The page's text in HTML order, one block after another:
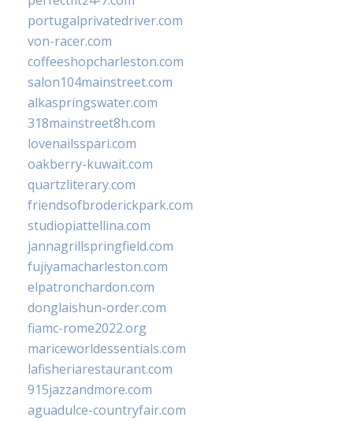
portugalprivatedriver.com
von-racer.com
coffeeshopcharleston.com
salon104mainstreet.com
alkaspringswater.com
318mainstreet8h.com
lovenailsspari.com
oakberry-kuwait.com
quartzliterary.com
friendsofbroderickpark.com
studiopiattellina.com
jannagrillspringfield.com
fujiyamacharleston.com
elpatronchardon.com
donglaishun-order.com
fiamc-rome2022.org
mariceworldessentials.com
lafisheriarestaurant.com
915jazzandmore.com
aguadulce-countryfair.com